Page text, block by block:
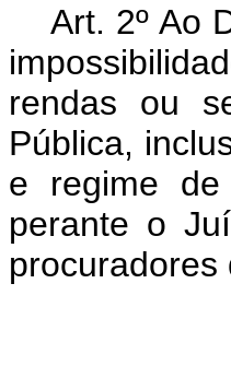
Art. 2º Ao
rendas ou
Pública,
e regime de
perante o
procuradores